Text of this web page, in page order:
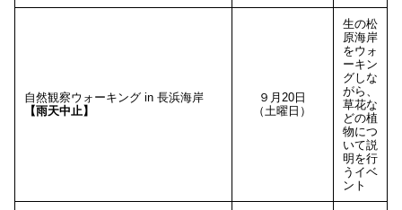
自然観察ウォーキング in 長浜海岸
【雨天中止】
９月20日
（土曜日）
生の松
原海岸
をウォ
ーキン
グしな
がら、
草花な
どの植
物につ
いて説
明を行
うイベ
ント